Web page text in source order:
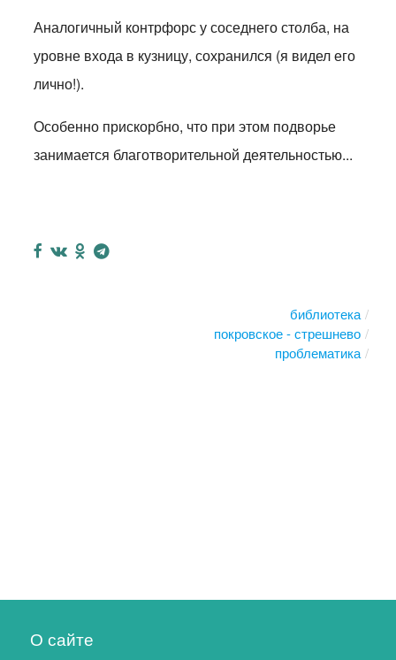
Аналогичный контрфорс у соседнего столба, на
уровне входа в кузницу, сохранился (я видел его
лично!).
Особенно прискорбно, что при этом подворье
занимается благотворительной деятельностью...
библиотека
покровское - стрешнево
проблематика
О сайте